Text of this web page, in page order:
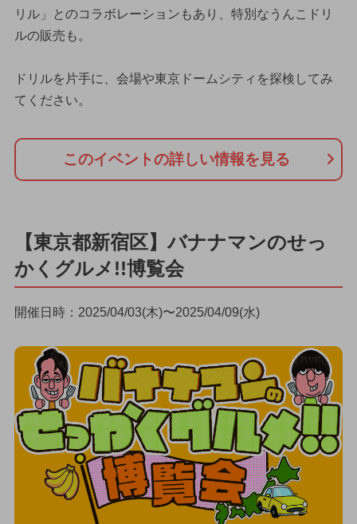
リル」とのコラボレーションもあり、特別なうんこドリ
ルの販売も。
ドリルを片手に、会場や東京ドームシティを探検してみ
てください。
このイベントの詳しい情報を見る
【東京都新宿区】バナナマンのせっ
かくグルメ!!博覧会
開催日時：2025/04/03(木)〜2025/04/09(水)